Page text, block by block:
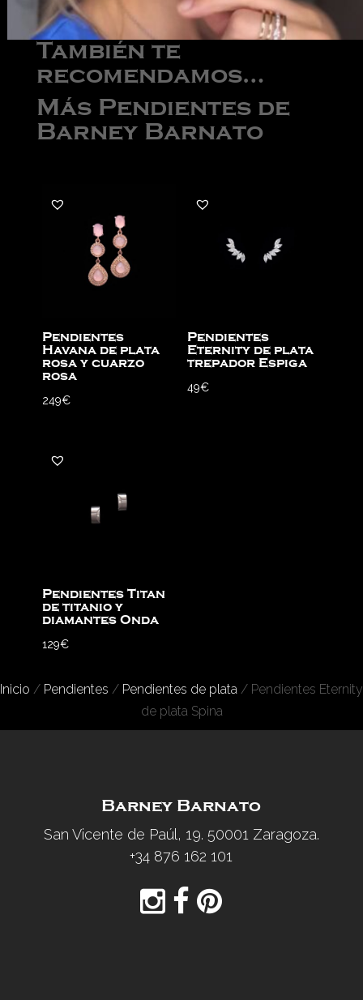
También te
recomendamos…
Más Pendientes de
Barney Barnato
Pendientes
Havana de plata
rosa y cuarzo
rosa
249€
Pendientes
Eternity de plata
trepador Espiga
49€
Pendientes Titan
de titanio y
diamantes Onda
129€
Inicio / Pendientes / Pendientes de plata / Pendientes Eternity
de plata Spina
Barney Barnato
San Vicente de Paúl, 19. 50001 Zaragoza.
+34 876 162 101